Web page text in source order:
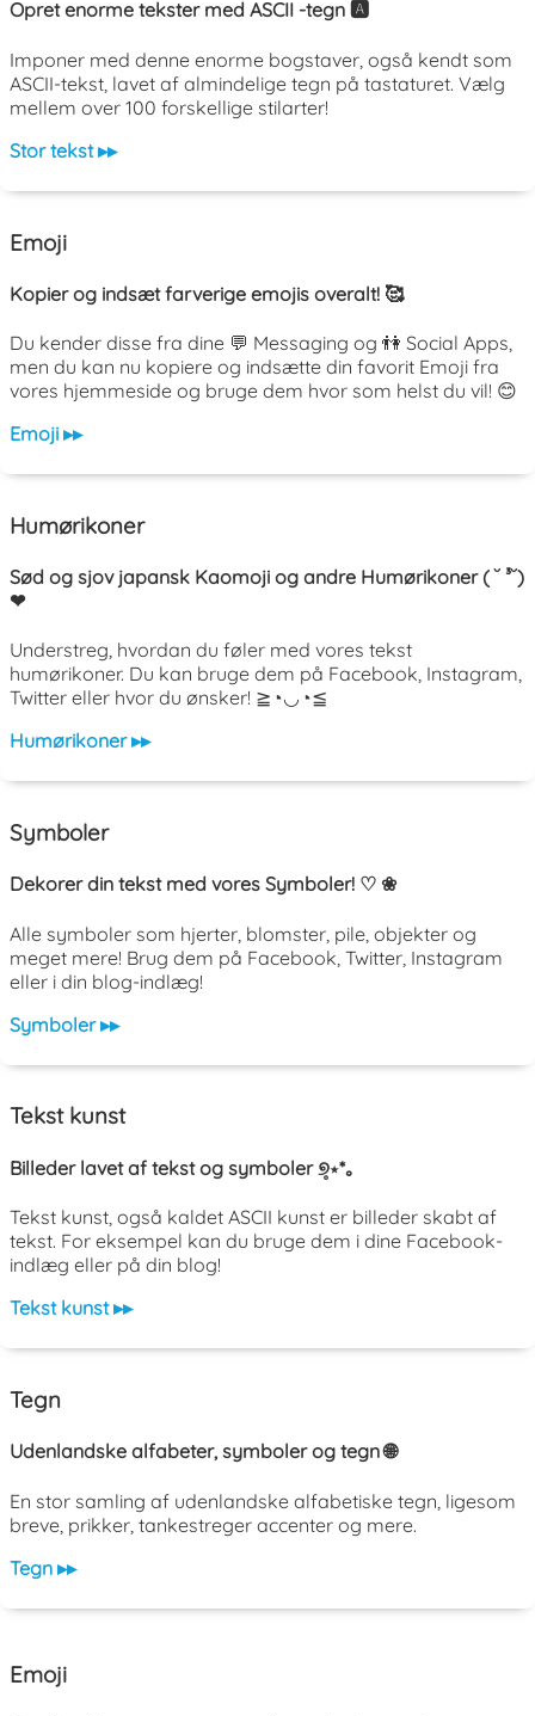
Opret enorme tekster med ASCII -tegn 🅰️
Imponer med denne enorme bogstaver, også kendt som
ASCII-tekst, lavet af almindelige tegn på tastaturet. Vælg
mellem over 100 forskellige stilarter!
Stor tekst ▸▸
Emoji
Kopier og indsæt farverige emojis overalt! 🥰
Du kender disse fra dine 💬 Messaging og 👫 Social Apps,
men du kan nu kopiere og indsætte din favorit Emoji fra
vores hjemmeside og bruge dem hvor som helst du vil! 😊
Emoji ▸▸
Humørikoner
Sød og sjov japansk Kaomoji og andre Humørikoner ( ˘ ³˘)
❤
Understreg, hvordan du føler med vores tekst
humørikoner. Du kan bruge dem på Facebook, Instagram,
Twitter eller hvor du ønsker! ≧◔◡◔≦
Humørikoner ▸▸
Symboler
Dekorer din tekst med vores Symboler! ♡ ❀
Alle symboler som hjerter, blomster, pile, objekter og
meget mere! Brug dem på Facebook, Twitter, Instagram
eller i din blog-indlæg!
Symboler ▸▸
Tekst kunst
Billeder lavet af tekst og symboler ୭̥⋆*｡
Tekst kunst, også kaldet ASCII kunst er billeder skabt af
tekst. For eksempel kan du bruge dem i dine Facebook-
indlæg eller på din blog!
Tekst kunst ▸▸
Tegn
Udenlandske alfabeter, symboler og tegn 🌐
En stor samling af udenlandske alfabetiske tegn, ligesom
breve, prikker, tankestreger accenter og mere.
Tegn ▸▸
Emoji